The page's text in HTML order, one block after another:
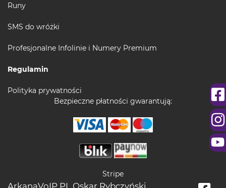
Runy
SMS do wróżki
Profesjonalne Infolinie i Numery Premium
Regulamin
Polityka prywatności
Bezpieczne płatności gwarantują:
Stripe
ArkanaVoIP.PL Oskar Rybczyński